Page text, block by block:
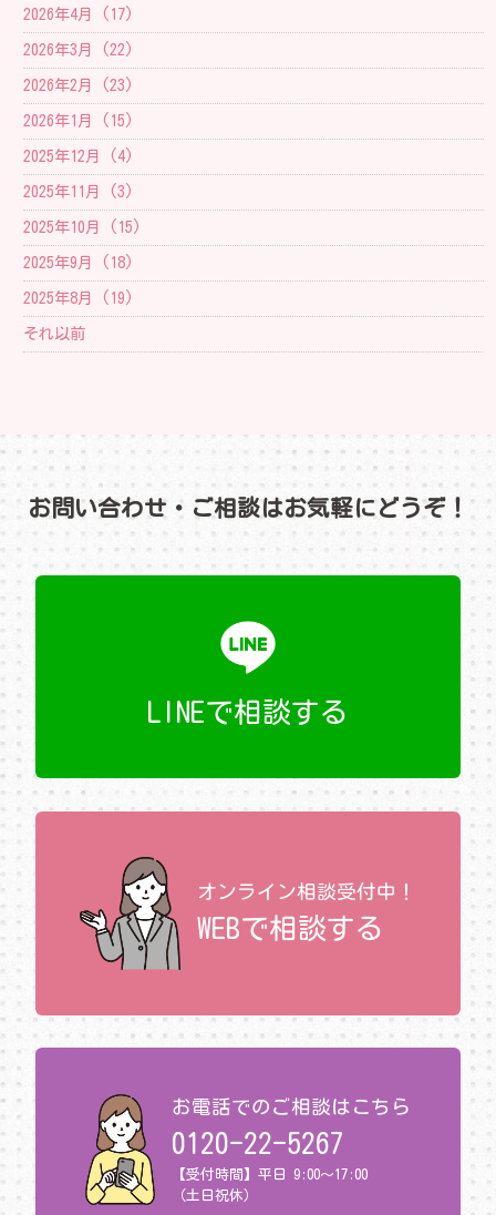
2026年4月 (17)
2026年3月 (22)
2026年2月 (23)
2026年1月 (15)
2025年12月 (4)
2025年11月 (3)
2025年10月 (15)
2025年9月 (18)
2025年8月 (19)
それ以前
お問い合わせ・ご相談はお気軽にどうぞ！
LINEで相談する
オンライン相談受付中！
WEBで相談する
お電話でのご相談はこちら
0120-22-5267
【受付時間】平日 9:00～17:00
（土日祝休）